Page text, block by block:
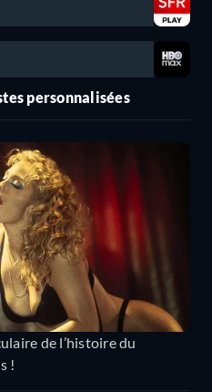
personnalisées
de l’histoire du
!